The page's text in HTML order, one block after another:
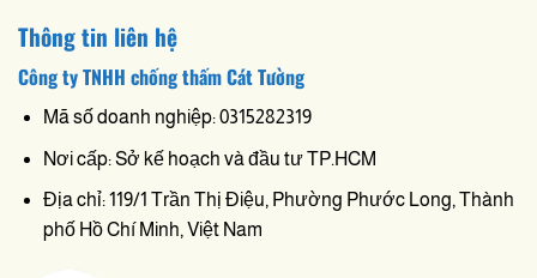
Thông tin liên hệ
Công ty TNHH chống thấm Cát Tường
Mã số doanh nghiệp: 0315282319
Nơi cấp: Sở kế hoạch và đầu tư TP.HCM
Địa chỉ: 119/1 Trần Thị Điệu, Phường Phước Long, Thành
phố Hồ Chí Minh, Việt Nam